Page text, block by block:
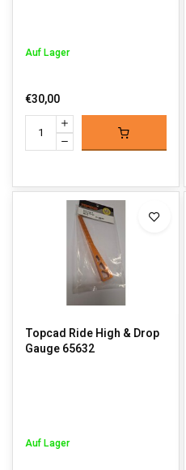
Auf Lager
€30,00
Topcad Ride High & Drop
Gauge 65632
Auf Lager